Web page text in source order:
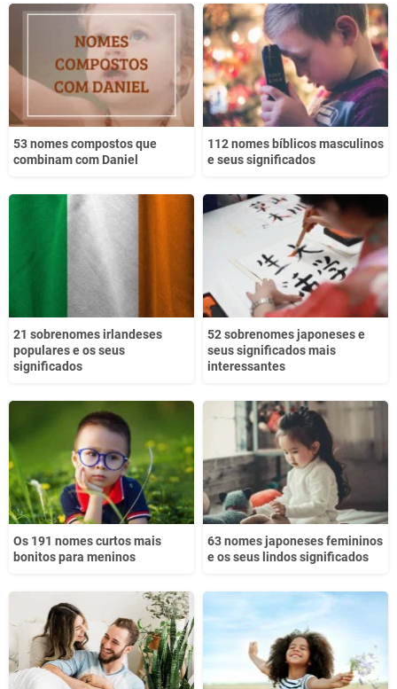
Outro
53 nomes compostos que
combinam com Daniel
112 nomes bíblicos masculinos
e seus significados
21 sobrenomes irlandeses
populares e os seus
significados
52 sobrenomes japoneses e
seus significados mais
interessantes
Os 191 nomes curtos mais
bonitos para meninos
63 nomes japoneses femininos
e os seus lindos significados